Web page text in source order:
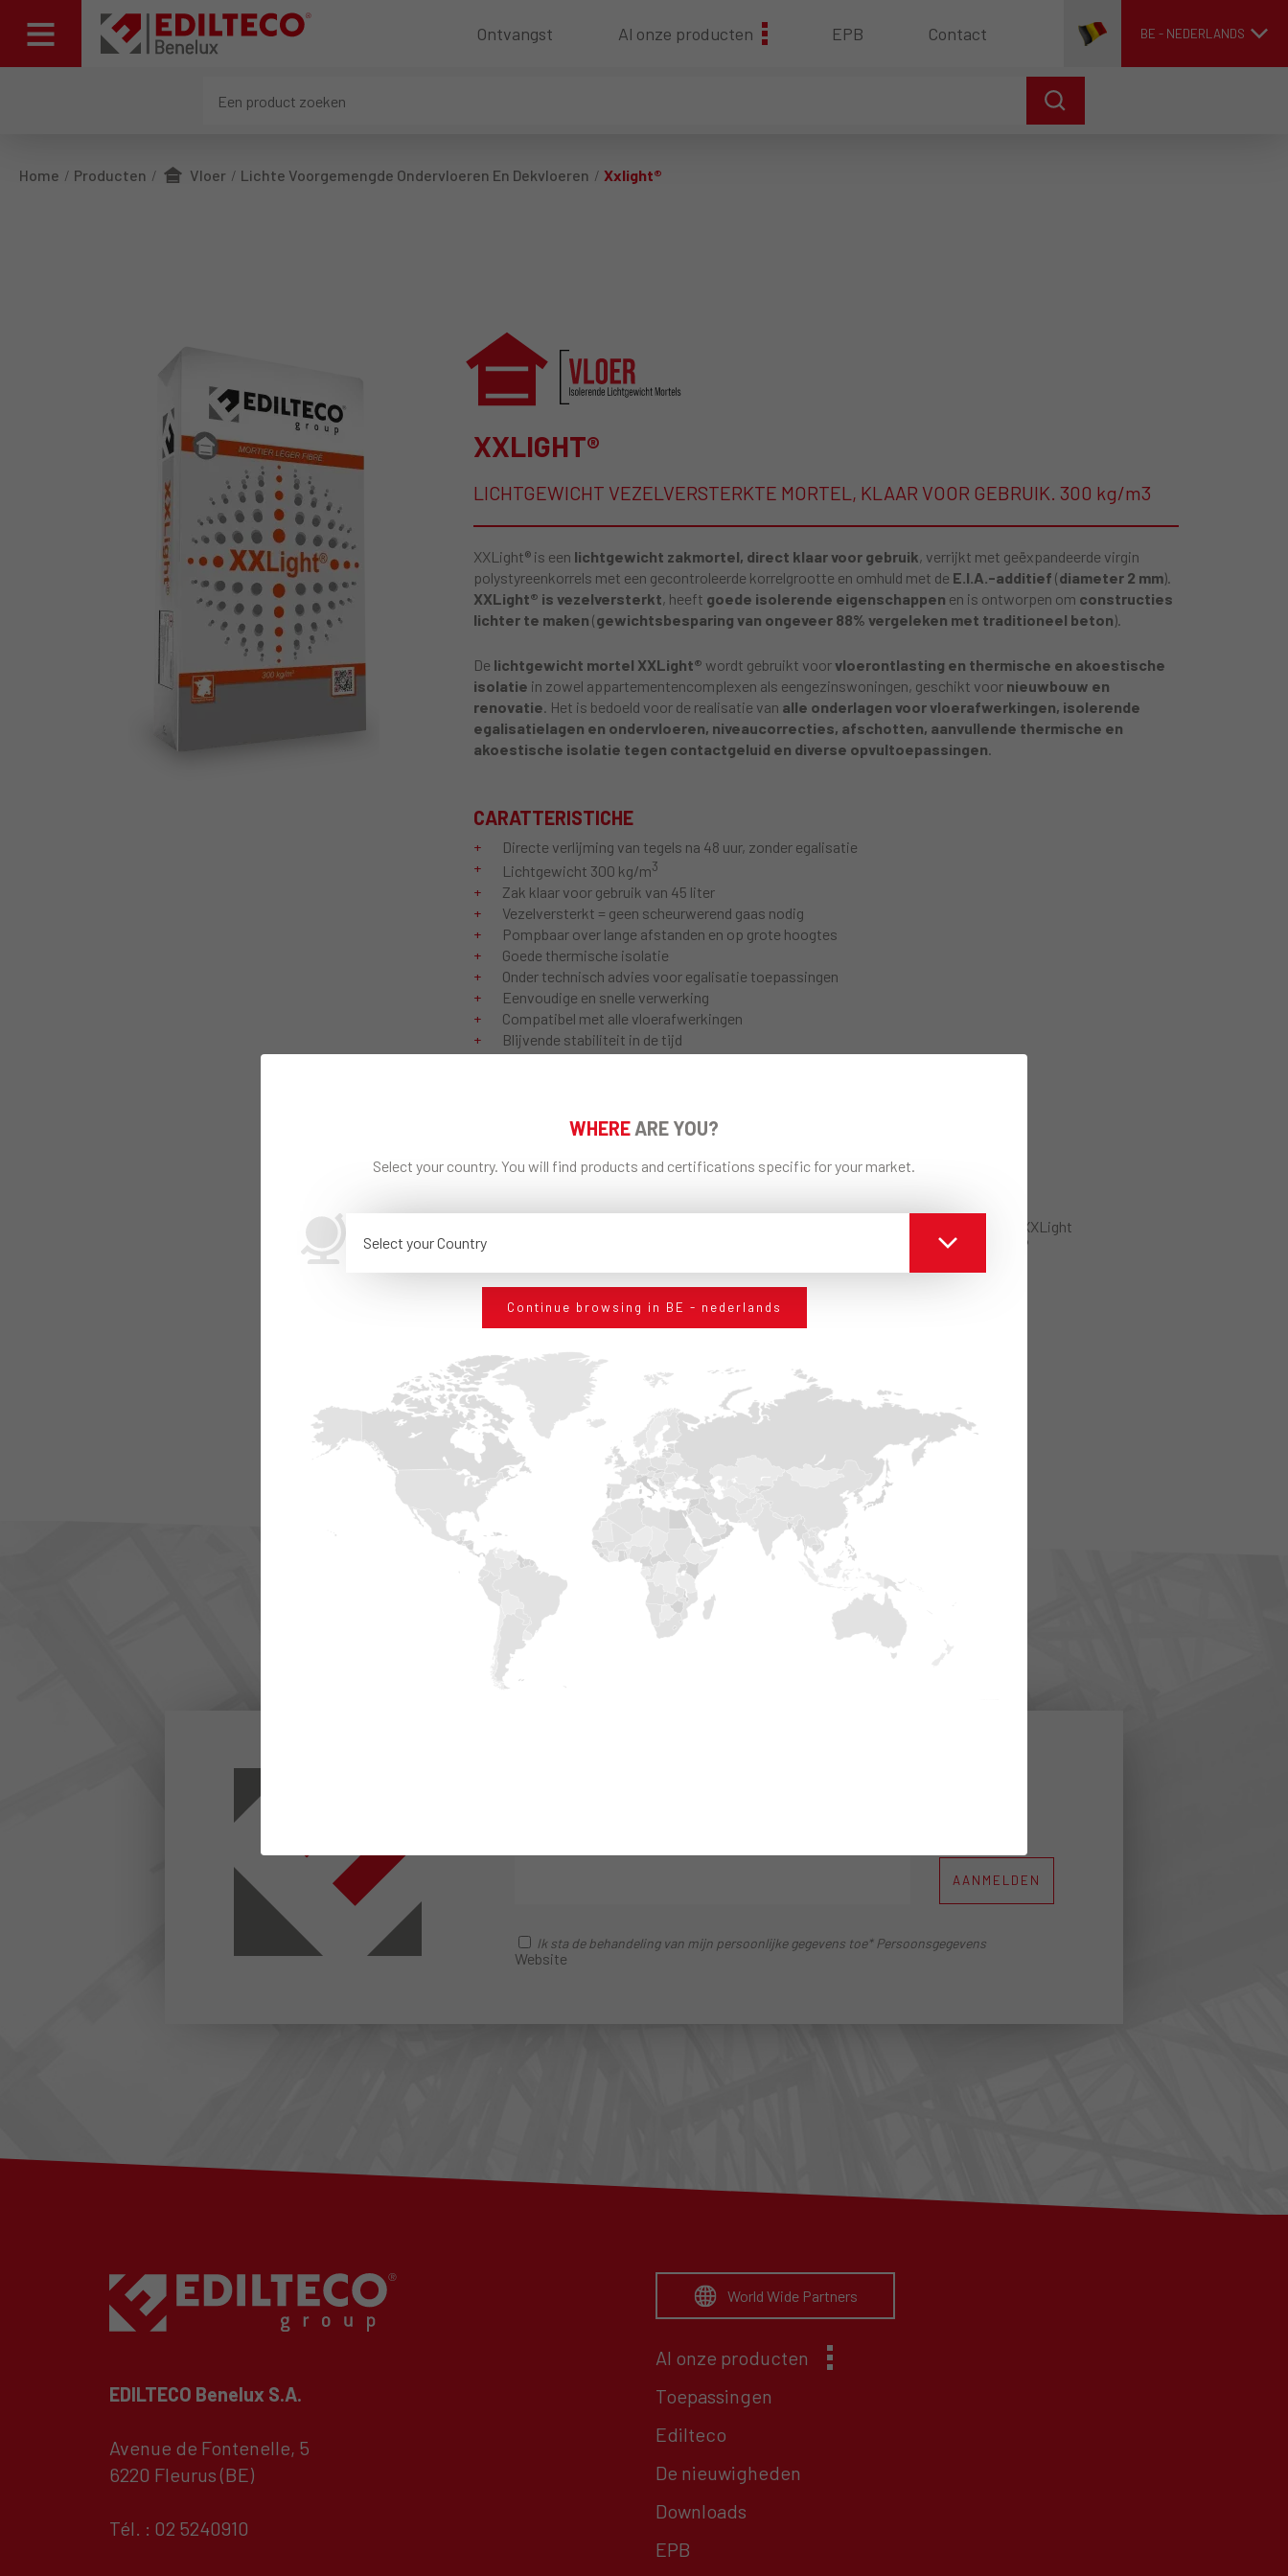
Ontvangst Al onze producten EPB Contact BE - NEDERLANDS
Home Producten Vloer Lichte Voorgemengde Ondervloeren En Dekvloeren Xxlight®
XXLIGHT®
LICHTGEWICHT VEZELVERSTERKTE MORTEL, KLAAR VOOR GEBRUIK. 300 kg/m3
XXLight® is een lichtgewicht zakmortel, direct klaar voor gebruik, verrijkt met geëxpandeerde virgin
polystyreenkorrels met een gecontroleerde korrelgrootte en omhuld met de E.I.A.-additief (diameter 2 mm).
XXLight® is vezelversterkt, heeft goede isolerende eigenschappen en is ontworpen om constructies
lichter te maken (gewichtsbesparing van ongeveer 88% vergeleken met traditioneel beton).
De lichtgewicht mortel XXLight® wordt gebruikt voorvloerontlasting en thermische en akoestische
isolatie in zowel appartementencomplexen als eengezinswoningen, geschikt voor nieuwbouw en
renovatie. Het is bedoeld voor de realisatie van alle onderlagen voor vloerafwerkingen, isolerende
egalisatielagen en ondervloeren, niveaucorrecties, afschotten, aanvullende thermische en
akoestische isolatie tegen contactgeluid en diverse opvultoepassingen.
CARATTERISTICHE
Directe verlijming van tegels na 48 uur, zonder egalisatie
Lichtgewicht 300 kg/m3
Zak klaar voor gebruik van 45 liter
Vezelversterkt = geen scheurwerend gaas nodig
Pompbaar over lange afstanden en op grote hoogtes
Goede thermische isolatie
Onder technisch advies voor egalisatie toepassingen
Eenvoudige en snelle verwerking
Compatibel met alle vloerafwerkingen
Blijvende stabiliteit in de tijd
DOWNLOADS
Technisch Blad XXLight
+ LEWIS®
SHARE
INFORMATIEAANVRAAG
AANMELDEN
Ik sta de behandeling van mijn persoonlijke gegevens toe* Persoonsgegevens
Website
EDILTECO Benelux S.A.
Avenue de Fontenelle, 5
6220 Fleurus (BE)
Tél. : 02 5240910
World Wide Partners
Al onze producten
Toepassingen
Edilteco
De nieuwigheden
Downloads
EPB
WHERE ARE YOU?
Select your country. You will find products and certifications specific for your market.
Select your Country
Continue browsing in BE - nederlands